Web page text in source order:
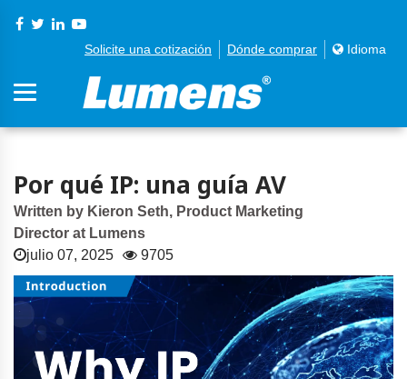
Solicite una cotización Dónde comprar Idioma
Por qué IP: una guía AV
Written by Kieron Seth, Product Marketing
Director at Lumens
julio 07, 2025
9705